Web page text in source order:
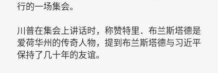
行的一场集会。
川普在集会上讲话时，称赞特里．布兰斯塔德是
爱荷华州的传奇人物，提到布兰斯塔德与习近平
保持了几十年的友谊。